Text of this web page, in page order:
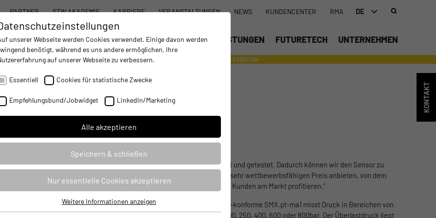
PARTNER STW AKADEMIE KARRIERE VERANSTALTUNGEN NEWS KUNDENCENTER RMA DE
STW SYSTEMBAUKASTEN PRODUKTE DIENSTLEISTUNGEN FUTURETECH UNTERNEHMEN
AUTOMATISIERUNG- IMPROVING MOBILE MACHINES OPERATIONS INTEGRATION
optimiert
steigen ebenfalls kontinuierlich. Die steigenden
mitgetragen, insbesondere vor dem Hintergrund des immer
Möglichkeiten, ihre Kosten zu reduzieren, ohne an
geprüft und getestet. Dadurch können wir den Sensor zu
einem sehr wettbewerbsfähigen Preis anbieten, von dem
unsere Kunden am Markt profitieren.“
Der CE-konforme SMX.pt-ma1 misst Druck in Bereichen von
0 bis 100, 250, 400, 600 oder 800bar. Der Überlastdruck liegt
KONTAKT
unserer Webseite werden Cookies verwendet. Einige davon werden
benötigt, während es uns andere ermöglichen, Ihre
auf unserer Webseite zu verbessern.
Essentiell Cookies für statistische Zwecke
Empfehlungsbund/Jobwidget LinkedIn/Marketing
Alle akzeptieren
Speichern & schließen
Nur essentielle Cookies akzeptieren
Weitere Informationen anzeigen